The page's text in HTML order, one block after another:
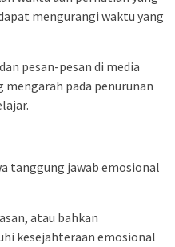
mengurangi waktu yang
pesan-pesan di media
mengarah pada penurunan
tanggung jawab emosional
atau bahkan
kesejahteraan emosional